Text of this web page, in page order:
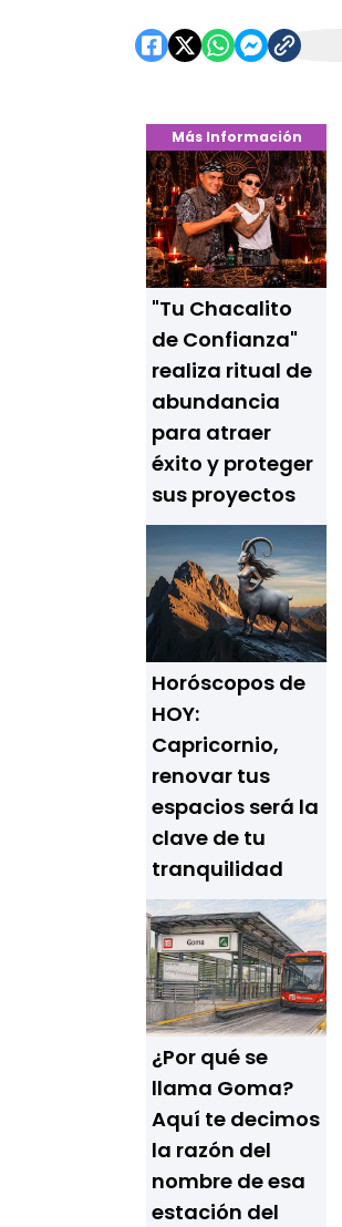
Más Información
"Tu Chacalito
de Confianza"
realiza ritual de
abundancia
para atraer
éxito y proteger
sus proyectos
Horóscopos de
HOY:
Capricornio,
renovar tus
espacios será la
clave de tu
tranquilidad
¿Por qué se
llama Goma?
Aquí te decimos
la razón del
nombre de esa
estación del